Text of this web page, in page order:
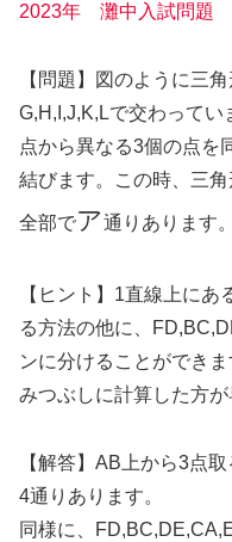
2023年 灘中入試問題
【問題】図のように三
G,H,I,J,K,Lで交わって
点から異なる3個の点を
結びます。この時、三
全部でア通りあります。
【ヒント】1直線上に
る方法の他に、
ンに分けることができ
みつぶしに計算した方が
【解答】AB上から3点
4通りあります。
同様に、